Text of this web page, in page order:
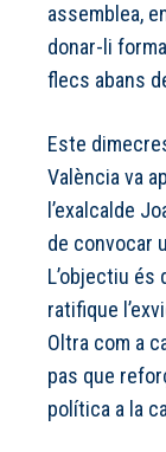
assemblea,
donar-li
flecs abans
Este
València va
l’exalcalde
de convocar
L’objectiu
ratifique
Oltra com a
pas que
política a la